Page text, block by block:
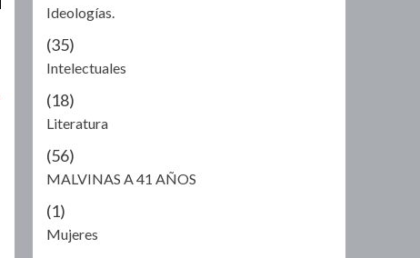
Ideologías.
(35)
Intelectuales
(18)
Literatura
(56)
MALVINAS A 41 AÑOS
(1)
Mujeres